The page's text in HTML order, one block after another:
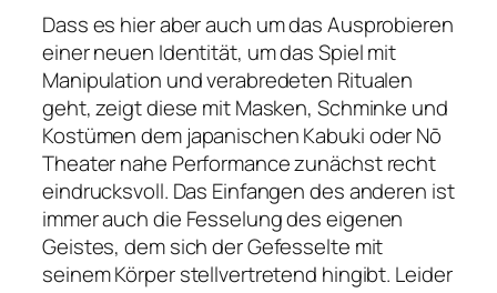
Dass es hier aber auch um das Ausprobieren
einer neuen Identität, um das Spiel mit
Manipulation und verabredeten Ritualen
geht, zeigt diese mit Masken, Schminke und
Kostümen dem japanischen Kabuki oder Nō
Theater nahe Performance zunächst recht
eindrucksvoll. Das Einfangen des anderen ist
immer auch die Fesselung des eigenen
Geistes, dem sich der Gefesselte mit
seinem Körper stellvertretend hingibt. Leider